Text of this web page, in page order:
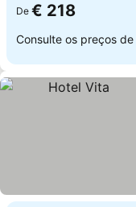
De € 218
Consulte os preços de